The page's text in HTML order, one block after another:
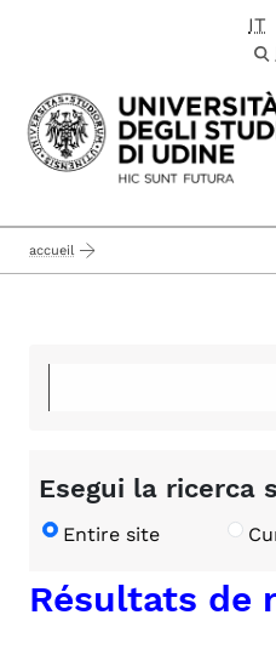
Passa al IT
accueil
Esegui la ricerca
Entire site
Résultats de